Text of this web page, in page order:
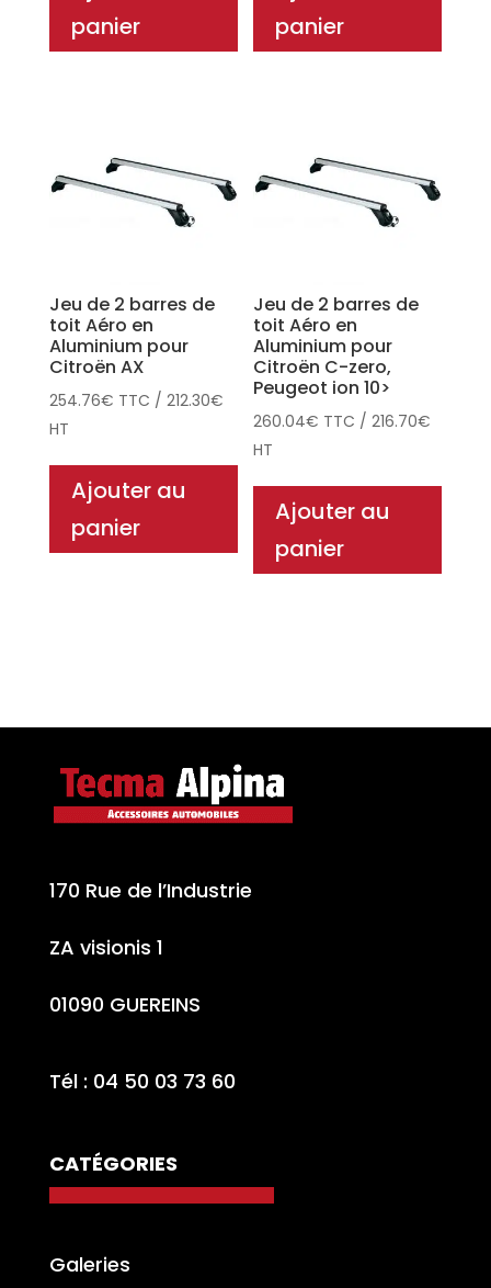
panier
panier
Jeu de 2 barres de
toit Aéro en
Aluminium pour
Citroën AX
254.76€ TTC / 212.30€
HT
Ajouter au
panier
Jeu de 2 barres de
toit Aéro en
Aluminium pour
Citroën C-zero,
Peugeot ion 10>
260.04€ TTC /216.70€
HT
Ajouter au
panier
170 Rue de l’Industrie
ZA visionis 1
01090 GUEREINS
Tél : 04 50 03 73 60
CATÉGORIES
Galeries